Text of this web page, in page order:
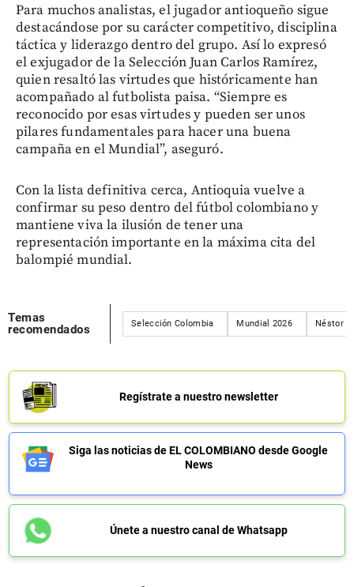
Para muchos analistas, el jugador antioqueño sigue
destacándose por su carácter competitivo, disciplina
táctica y liderazgo dentro del grupo. Así lo expresó
el exjugador de la Selección Juan Carlos Ramírez,
quien resaltó las virtudes que históricamente han
acompañado al futbolista paisa. “Siempre es
reconocido por esas virtudes y pueden ser unos
pilares fundamentales para hacer una buena
campaña en el Mundial”, aseguró.
Con la lista definitiva cerca, Antioquia vuelve a
confirmar su peso dentro del fútbol colombiano y
mantiene viva la ilusión de tener una
representación importante en la máxima cita del
balompié mundial.
Temas
recomendados
Selección Colombia Mundial 2026 Néstor
Regístrate a nuestro newsletter
Siga las noticias de EL COLOMBIANO desde Google
News
Únete a nuestro canal de Whatsapp